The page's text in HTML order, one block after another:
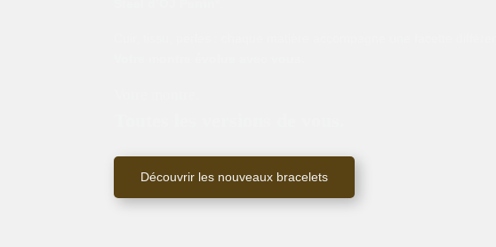
Découvrir les nouveaux bracelets